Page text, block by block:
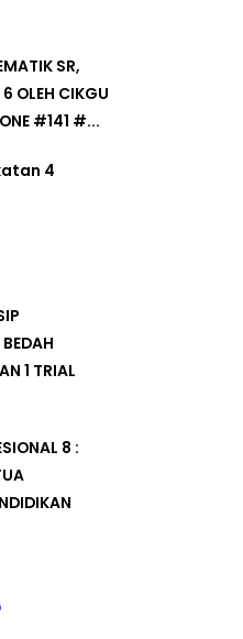
SR,
OLEH CIKGU
#141 #...
4
1 TRIAL
8 :